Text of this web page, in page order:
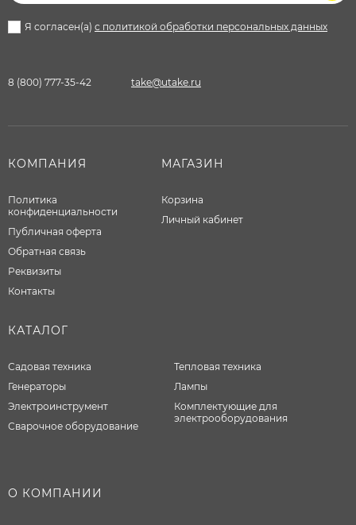
Я согласен(a) с политикой обработки персональных данных
8 (800) 777-35-42 take@utake.ru
КОМПАНИЯ
Политика
конфиденциальности
Публичная оферта
Обратная связь
Реквизиты
Контакты
МАГАЗИН
Корзина
Личный кабинет
КАТАЛОГ
Садовая техника
Генераторы
Электроинструмент
Сварочное оборудование
Тепловая техника
Лампы
Комплектующие для
электрооборудования
О КОМПАНИИ